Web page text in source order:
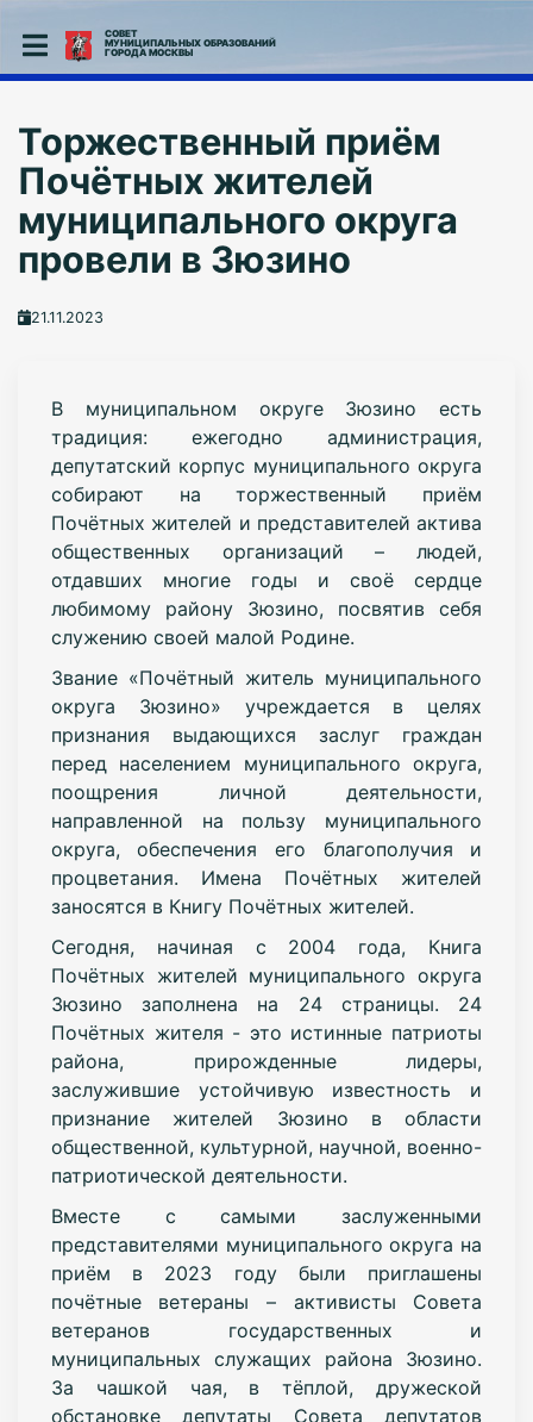
СОВЕТ
МУНИЦИПАЛЬНЫХ ОБРАЗОВАНИЙ
ГОРОДА МОСКВЫ
Торжественный приём
Почётных жителей
муниципального округа
провели в Зюзино
21.11.2023
В муниципальном округе Зюзино есть
традиция: ежегодно администрация,
депутатский корпус муниципального округа
собирают на торжественный приём
Почётных жителей и представителей актива
общественных организаций – людей,
отдавших многие годы и своё сердце
любимому району Зюзино, посвятив себя
служению своей малой Родине.
Звание «Почётный житель муниципального
округа Зюзино» учреждается в целях
признания выдающихся заслуг граждан
перед населением муниципального округа,
поощрения личной деятельности,
направленной на пользу муниципального
округа, обеспечения его благополучия и
процветания. Имена Почётных жителей
заносятся в Книгу Почётных жителей.
Сегодня, начиная с 2004 года, Книга
Почётных жителей муниципального округа
Зюзино заполнена на 24 страницы. 24
Почётных жителя - это истинные патриоты
района, прирожденные лидеры,
заслужившие устойчивую известность и
признание жителей Зюзино в области
общественной, культурной, научной, военно-
патриотической деятельности.
Вместе с самыми заслуженными
представителями муниципального округа на
приём в 2023 году были приглашены
почётные ветераны – активисты Совета
ветеранов государственных и
муниципальных служащих района Зюзино.
За чашкой чая, в тёплой, дружеской
обстановке депутаты Совета депутатов